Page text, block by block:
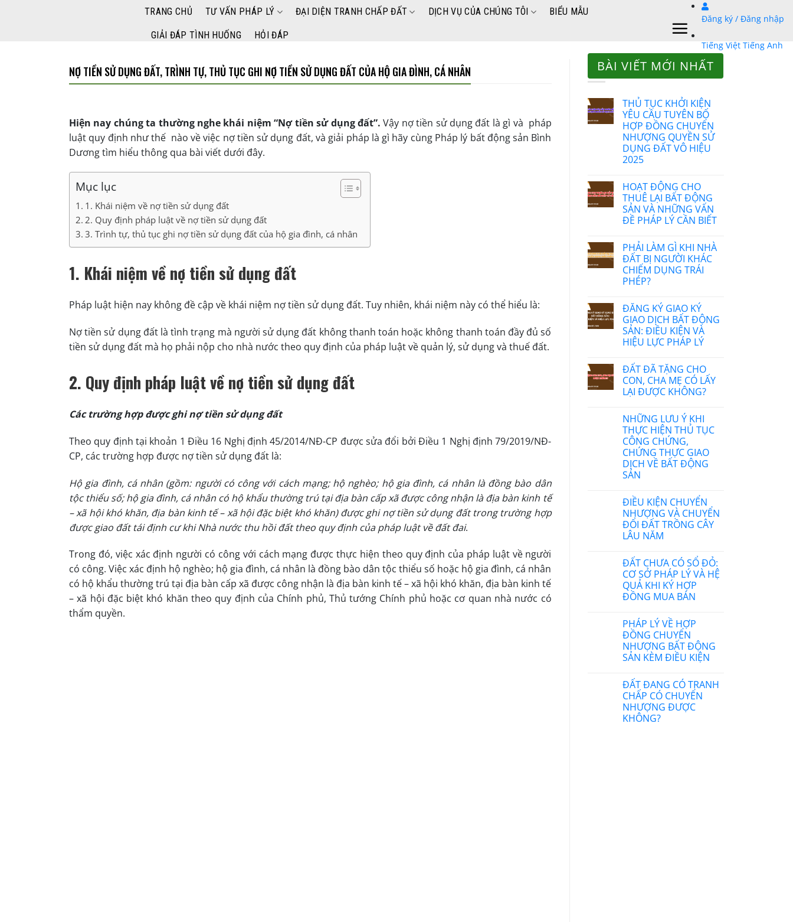
TRANG CHỦ TƯ VẤN PHÁP LÝ ĐẠI DIỆN TRANH CHẤP ĐẤT DỊCH VỤ CỦA CHÚNG TÔI BIỂU MẪU
GIẢI ĐÁP TÌNH HUỐNG HỎI ĐÁP
Đăng ký / Đăng nhập
Tiếng Việt Tiếng Anh
NỢ TIỀN SỬ DỤNG ĐẤT, TRÌNH TỰ, THỦ TỤC GHI NỢ TIỀN SỬ DỤNG ĐẤT CỦA HỘ GIA ĐÌNH, CÁ NHÂN
Hiện nay chúng ta thường nghe khái niệm “Nợ tiền sử dụng đất”.Vậy nợ tiền sử dụng đất là gì và pháp
luật quy định như thế nào về việc nợ tiền sử dụng đất, và giải pháp là gì hãy cùng Pháp lý bất động sản Bình
Dương tìm hiểu thông qua bài viết dưới đây.
Mục lục
1. Khái niệm về nợ tiền sử dụng đất
2. Quy định pháp luật về nợ tiền sử dụng đất
3. Trình tự, thủ tục ghi nợ tiền sử dụng đất của hộ gia đình, cá nhân
1. Khái niệm về nợ tiền sử dụng đất
Pháp luật hiện nay không đề cập về khái niệm nợ tiền sử dụng đất. Tuy nhiên, khái niệm này có thể hiểu là:
Nợ tiền sử dụng đất là tình trạng mà người sử dụng đất không thanh toán hoặc không thanh toán đầy đủ số
tiền sử dụng đất mà họ phải nộp cho nhà nước theo quy định của pháp luật về quản lý, sử dụng và thuế đất.
2. Quy định pháp luật về nợ tiền sử dụng đất
Các trường hợp được ghi nợ tiền sử dụng đất
Theo quy định tại khoản 1 Điều 16 Nghị định 45/2014/NĐ-CP được sửa đổi bởi Điều 1 Nghị định 79/2019/NĐ-
CP, các trường hợp được nợ tiền sử dụng đất là:
Hộ gia đình, cá nhân (gồm: người có công với cách mạng; hộ nghèo; hộ gia đình, cá nhân là đồng bào dân
tộc thiểu số; hộ gia đình, cá nhân có hộ khẩu thường trú tại địa bàn cấp xã được công nhận là địa bàn kinh tế
– xã hội khó khăn, địa bàn kinh tế – xã hội đặc biệt khó khăn) được ghi nợ tiền sử dụng đất trong trường hợp
được giao đất tái định cư khi Nhà nước thu hồi đất theo quy định của pháp luật về đất đai.
Trong đó, việc xác định người có công với cách mạng được thực hiện theo quy định của pháp luật về người
có công. Việc xác định hộ nghèo; hộ gia đình, cá nhân là đồng bào dân tộc thiểu số hoặc hộ gia đình, cá nhân
có hộ khẩu thường trú tại địa bàn cấp xã được công nhận là địa bàn kinh tế – xã hội khó khăn, địa bàn kinh tế
– xã hội đặc biệt khó khăn theo quy định của Chính phủ, Thủ tướng Chính phủ hoặc cơ quan nhà nước có
thẩm quyền.
BÀI VIẾT MỚI NHẤT
THỦ TỤC KHỞI KIỆN
YÊU CẦU TUYÊN BỐ
HỢP ĐỒNG CHUYỂN
NHƯỢNG QUYỀN SỬ
DỤNG ĐẤT VÔ HIỆU
2025
HOẠT ĐỘNG CHO
THUÊ LẠI BẤT ĐỘNG
SẢN VÀ NHỮNG VẤN
ĐỀ PHÁP LÝ CẦN BIẾT
PHẢI LÀM GÌ KHI NHÀ
ĐẤT BỊ NGƯỜI KHÁC
CHIẾM DỤNG TRÁI
PHÉP?
ĐĂNG KÝ GIAO KÝ
GIAO DỊCH BẤT ĐỘNG
SẢN: ĐIỀU KIỆN VÀ
HIỆU LỰC PHÁP LÝ
ĐẤT ĐÃ TẶNG CHO
CON, CHA MẸ CÓ LẤY
LẠI ĐƯỢC KHÔNG?
NHỮNG LƯU Ý KHI
THỰC HIỆN THỦ TỤC
CÔNG CHỨNG,
CHỨNG THỰC GIAO
DỊCH VỀ BẤT ĐỘNG
SẢN
ĐIỀU KIỆN CHUYỂN
NHƯỢNG VÀ CHUYỂN
ĐỔI ĐẤT TRỒNG CÂY
LÂU NĂM
ĐẤT CHƯA CÓ SỔ ĐỎ:
CƠ SỞ PHÁP LÝ VÀ HỆ
QUẢ KHI KÝ HỢP
ĐỒNG MUA BÁN
PHÁP LÝ VỀ HỢP
ĐỒNG CHUYỂN
NHƯỢNG BẤT ĐỘNG
SẢN KÈM ĐIỀU KIỆN
ĐẤT ĐANG CÓ TRANH
CHẤP CÓ CHUYỂN
NHƯỢNG ĐƯỢC
KHÔNG?